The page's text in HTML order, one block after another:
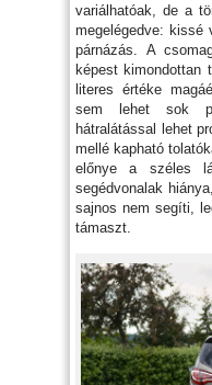
variálhatóak, de a
megelégedve: kissé
párnázás. A
képest kimondottan
literes értéke
sem lehet sok
hátralátással lehet
mellé kapható
előnye a széles
segédvonalak
sajnos nem segíti,
támaszt.